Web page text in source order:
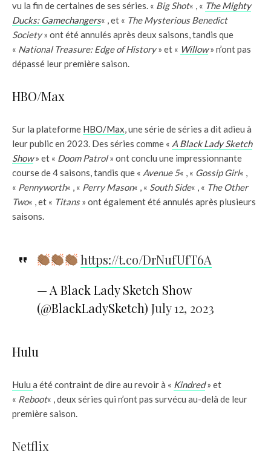
vu la fin de certaines de ses séries. « Big Shot« , « The Mighty
Ducks: Gamechangers« , et « The Mysterious Benedict
Society» ont été annulés après deux saisons, tandis que
« National Treasure: Edge of History» et « Willow» n’ont pas
dépassé leur première saison.
HBO/Max
Sur la plateforme HBO/Max, une série de séries a dit adieu à
leur public en 2023. Des séries comme « A Black Lady Sketch
Show» et « Doom Patrol» ont conclu une impressionnante
course de 4 saisons, tandis que « Avenue 5« , « Gossip Girl« ,
« Pennyworth« , « Perry Mason« , « South Side« , « The Other
Two« , et « Titans» ont également été annulés après plusieurs
saisons.
https://t.co/DrNufUfT6A
— A Black Lady Sketch Show
(@BlackLadySketch) July 12, 2023
Hulu
Hulu a été contraint de dire au revoir à « Kindred» et
« Reboot« , deux séries qui n’ont pas survécu au-delà de leur
première saison.
Netflix